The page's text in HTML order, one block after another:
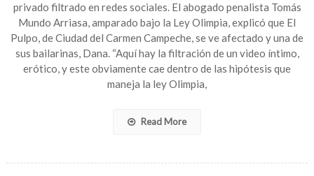
Veracruz;
pone
denuncia
por
video
erótico
privado filtrado en redes sociales. El abogado penalista Tomás
Mundo Arriasa, amparado bajo la Ley Olimpia, explicó que El
Pulpo, de Ciudad del Carmen Campeche, se ve afectado y una de
sus bailarinas, Dana. “Aquí hay la filtración de un video íntimo,
erótico, y este obviamente cae dentro de las hipótesis que
maneja la ley Olimpia,
Read More